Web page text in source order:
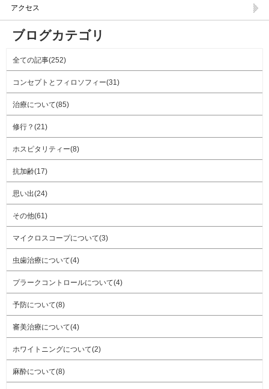
アクセス
ブログカテゴリ
全ての記事(252)
コンセプトとフィロソフィー(31)
治療について(85)
修行？(21)
ホスピタリティー(8)
抗加齢(17)
思い出(24)
その他(61)
マイクロスコープについて(3)
虫歯治療について(4)
プラークコントロールについて(4)
予防について(8)
審美治療について(4)
ホワイトニングについて(2)
麻酔について(8)